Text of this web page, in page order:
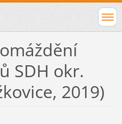
SDH okr.
2019)